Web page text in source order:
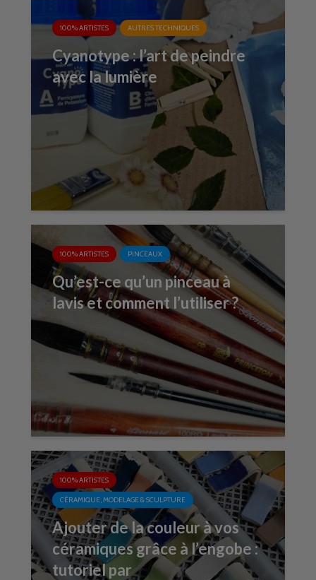
100% ARTISTES AUTRES TECHNIQUES
Cyanotype : l’art de peindre
avec la lumière
100% ARTISTES PINCEAUX
Qu’est-ce qu’un pinceau à
lavis et comment l’utiliser ?
100% ARTISTES
CÉRAMIQUE, MODELAGE & SCULPTURE
Ajouter de la couleur à vos
céramiques grâce à l’engobe :
tutoriel par